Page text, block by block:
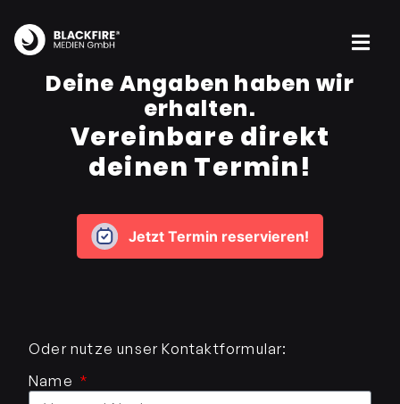
Deine Angaben haben wir
erhalten.
Vereinbare direkt
deinen Termin!
Jetzt Termin reservieren!
Oder nutze unser Kontaktformular:
Name